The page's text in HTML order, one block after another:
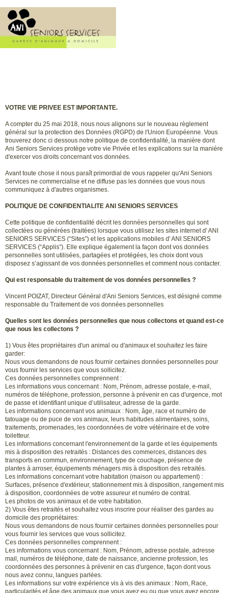
VOTRE VIE PRIVEE EST IMPORTANTE.
A compter du 25 mai 2018, nous nous alignons sur le nouveau règlement
général sur la protection des Données (RGPD) de l'Union Européenne. Vous
trouverez donc ci dessous notre politique de confidentialité, la manière dont
Ani Seniors Services protège votre vie Privée et les explications sur la manière
d'exercer vos droits concernant vos données.
Avant toute chose il nous paraît primordial de vous rappeler qu'Ani Seniors
Services ne commercialise et ne diffuse pas les données que vous nous
communiquez à d'autres organismes.
POLITIQUE DE CONFIDENTIALITE ANI SENIORS SERVICES
Cette politique de confidentialité décrit les données personnelles qui sont
collectées ou générées (traitées) lorsque vous utilisez les sites internet d' ANI
SENIORS SERVICES (“Sites”) et les applications mobiles d' ANI SENIORS
SERVICES (“Applis”). Elle explique également la façon dont vos données
personnelles sont utilisées, partagées et protégées, les choix dont vous
disposez s’agissant de vos données personnelles et comment nous contacter.
Qui est responsable du traitement de vos données personnelles ?
Vincent POIZAT, Directeur Général d'Ani Seniors Services, est désigné comme
responsable du Traitement de vos données personnelles
Quelles sont les données personnelles que nous collectons et quand est-ce
que nous les collectons ?
1) Vous êtes propriétaires d'un animal ou d'animaux et souhaitez les faire
garder:
Nous vous demandons de nous fournir certaines données personnelles pour
vous fournir les services que vous sollicitez.
Ces données personnelles comprennent :
Les informations vous concernant : Nom, Prénom, adresse postale, e-mail,
numéros de téléphone, profession, personne à prévenir en cas d'urgence, mot
de passe et identifiant unique d’utilisateur, adresse de la garde.
Les informations concernant vos animaux : Nom, âge, race et numéro de
tatouage ou de puce de vos animaux, leurs habitudes alimentaires, soins,
traitements, promenades, les coordonnées de votre vétérinaire et de votre
toiletteur.
Les informations concernant l'environnement de la garde et les équipements
mis à disposition des retraités : Distances des commerces, distances des
transports en commun, environnement, type de couchage, présence de
plantes à arroser, équipements ménagers mis à disposition des retraités.
Les informations concernant votre habitation (maison ou appartement) :
Surfaces, présence d'extérieur, stationnement mis à disposition, rangement mis
à disposition, coordonnées de votre assureur et numéro de contrat.
Les photos de vos animaux et de votre habitation.
2) Vous êtes retraités et souhaitez vous inscrire pour réaliser des gardes au
domicile des propriétaires:
Nous vous demandons de nous fournir certaines données personnelles pour
vous fournir les services que vous sollicitez.
Ces données personnelles comprennent :
Les informations vous concernant : Nom, Prénom, adresse postale, adresse
mail, numéros de téléphone, date de naissance, ancienne profession, les
coordonnées des personnes à prévenir en cas d'urgence, façon dont vous
nous avez connu, langues parlées.
Les informations sur votre expérience vis à vis des animaux : Nom, Race,
particularités et âge des animaux que vous avez eu ou que vous avez encore.